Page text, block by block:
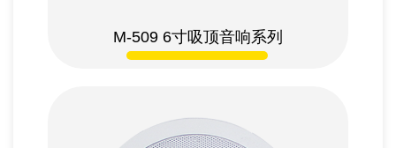
M-509 6寸吸顶音响系列